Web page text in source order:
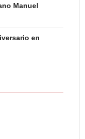
Manuel
en